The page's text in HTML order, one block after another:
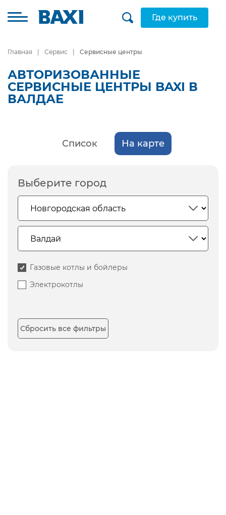
Где купить
Главная Сервис Сервисные центры
АВТОРИЗОВАННЫЕ
СЕРВИСНЫЕ ЦЕНТРЫ BAXI В
ВАЛДАЕ
Список На карте
Выберите город
Газовые котлы и бойлеры
Электрокотлы
Сбросить все фильтры